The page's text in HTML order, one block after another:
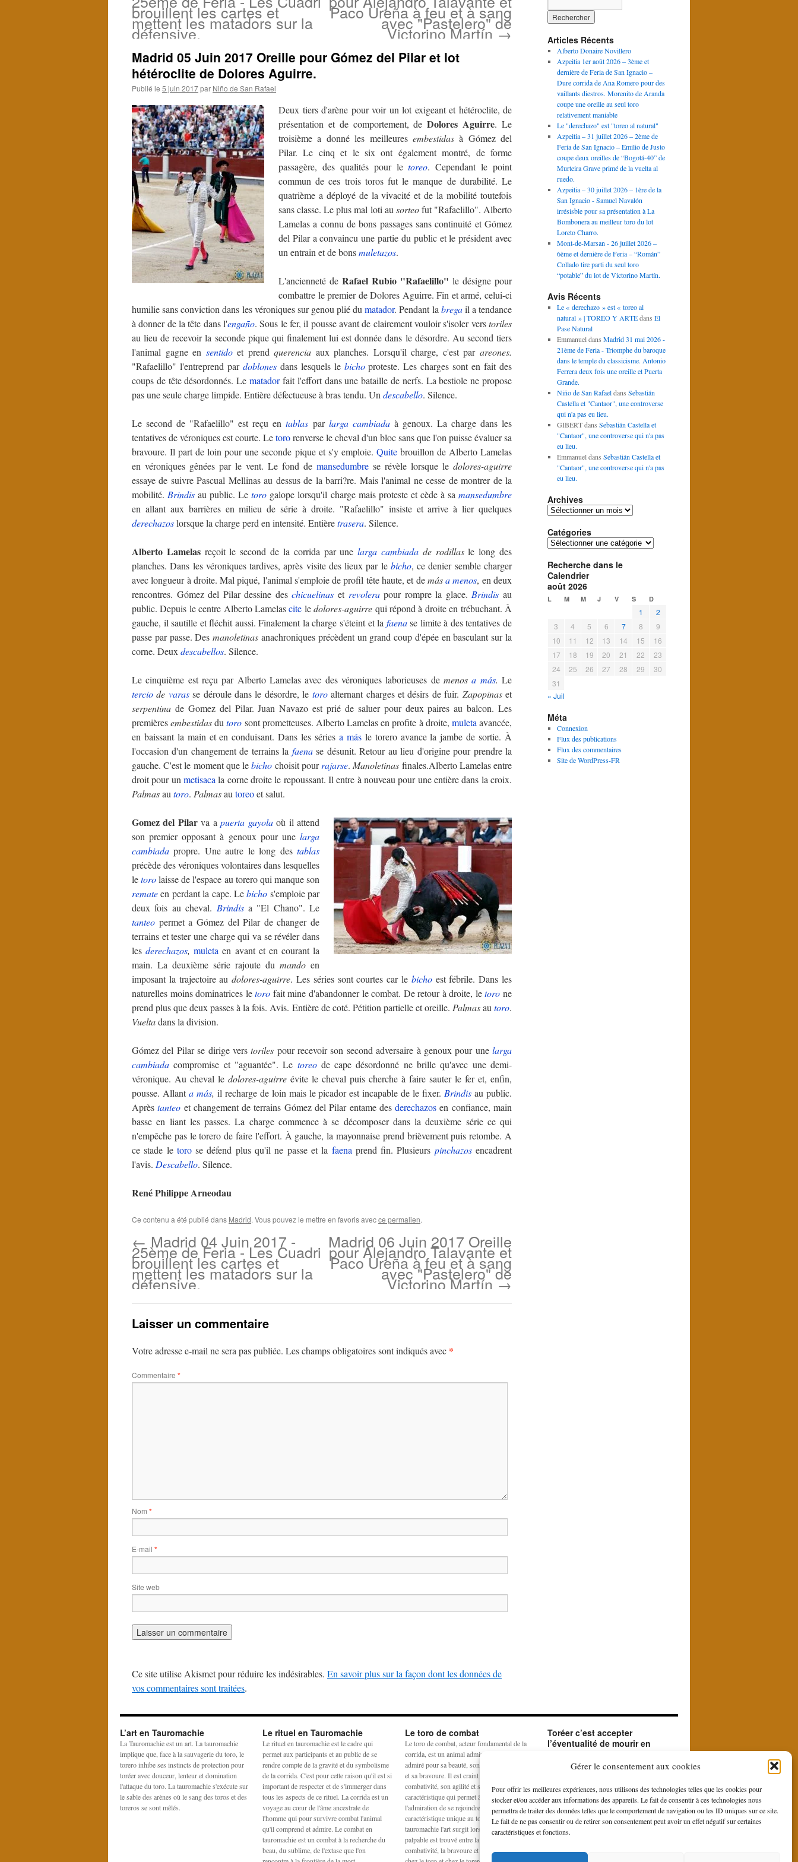
Gérer le consentement aux cookies
Pour offrir les meilleures expériences, nous utilisons des technologies telles que les cookies pour
stocker et/ou accéder aux informations des appareils. Le fait de consentir à ces technologies nous
permettra de traiter des données telles que le comportement de navigation ou les ID uniques sur ce site.
Le fait de ne pas consentir ou de retirer son consentement peut avoir un effet négatif sur certaines
caractéristiques et fonctions.
brouillent les cartes et
mettent les matadors sur la
défensive.
Paco Ureña à feu et à sang
avec "Pastelero" de
Victorino Martín→
Madrid 05 Juin 2017 Oreille pour Gómez del Pilar et lot
hétéroclite de Dolores Aguirre.
Publié le 5 juin 2017par Niño de San Rafael
Deux tiers d'arène pour voir un lot exigeant et hétéroclite, de
présentation et de comportement, deDolores Aguirre. Le
troisième a donné les meilleures embestidasà Gómez del
Pilar. Le cinq et le six ont également montré, de forme
passagère, des qualités pour letoreo. Cependant le point
commun de ces trois toros fut le manque de durabilité. Le
quatrième a déployé de la vivacité et de la mobilité toutefois
sans classe. Le plus mal loti au sorteofut "Rafaelillo". Alberto
Lamelas a connu de bons passages sans continuité et Gómez
del Pilar a convaincu une partie du public et le président avec
un entrain et de bonsmuletazos.
L'ancienneté de Rafael Rubio "Rafaelillo" le désigne pour
combattre le premier de Dolores Aguirre. Fin et armé, celui-ci
humilie sans conviction dans les véroniques sur genou plié dumatador. Pendant la bregail a tendance
à donner de la tête dans l'engaño. Sous le fer, il pousse avant de clairement vouloir s'isoler verstoriles
au lieu de recevoir la seconde pique qui finalement lui est donnée dans le désordre. Au second tiers
l'animal gagne en sentidoet prendquerencia aux planches. Lorsqu'il charge, c'est parareones.
"Rafaelillo" l'entreprend par doblonesdans lesquels le bichoproteste. Les charges sont en fait des
coups de tête désordonnés. Lematadorfait l'effort dans une bataille de nerfs. La bestiole ne propose
pas une seule charge limpide. Entière défectueuse à bras tendu. Un descabello. Silence.
Le second de "Rafaelillo" est reçu entablas par larga cambiadaà genoux. La charge dans les
tentatives de véroniques est courte. Letororenverse le cheval d'un bloc sans que l'on puisse évaluer sa
bravoure. Il part de loin pour une seconde pique et s'y emploie. Quitebrouillon de Alberto Lamelas
en véroniques gênées par le vent. Le fond de mansedumbrese révèle lorsque ledolores-aguirre
essaye de suivre Pascual Mellinas au dessus de la barri?re. Mais l'animal ne cesse de montrer de la
mobilité. Brindis au public. Letoro galope lorsqu'il charge mais proteste et cède à samansedumbre
en allant aux barrières en milieu de série à droite. "Rafaelillo" insiste et arrive à lier quelques
derechazoslorsque la charge perd en intensité. Entièretrasera. Silence.
Alberto Lamelasreçoit le second de la corrida par unelarga cambiadade rodillasle long des
planches. Dans les véroniques tardives, après visite des lieux par le bicho, ce denier semble charger
avec longueur à droite. Mal piqué, l'animal s'emploie de profil tête haute, et demása menos, en deux
rencontres. Gómez del Pilar dessine deschicuelinas et revolerapour rompre la glace. Brindis au
public. Depuis le centre Alberto Lamelascite ledolores-aguirre qui répond à droite en trébuchant. À
gauche, il sautille et fléchit aussi. Finalement la charge s'éteint et la faenase limite à des tentatives de
passe par passe. Desmanoletinas anachroniques précèdent un grand coup d'épée en basculant sur la
corne. Deux descabellos. Silence.
Le cinquième est reçu par Alberto Lamelas avec des véroniques laborieuses de menosa más. Le
tercio de varasse déroule dans le désordre, le toroalternant charges et désirs de fuir. Zapopinaset
serpentina de Gomez del Pilar. Juan Navazo est prié de saluer pour deux paires au balcon. Les
premièresembestidasdutoro sont prometteuses. Alberto Lamelas en profite à droite, muleta avancée,
en baissant la main et en conduisant. Dans les séries a másle torero avance la jambe de sortie. À
l'occasion d'un changement de terrains la faenase désunit. Retour au lieu d'origine pour prendre la
gauche. C'est le moment que lebicho choisit pourrajarse. Manoletinas finales.Alberto Lamelas entre
droit pour un metisaca la corne droite le repoussant. Il entre à nouveau pour une entière dans la croix.
Palmasau toro. Palmasau toreoet salut.
Gomez del Pilarva apuerta gayolaoù il attend
son premier opposant à genoux pour une larga
cambiada propre. Une autre le long des tablas
précède des véroniques volontaires dans lesquelles
letorolaisse de l'espace au torero qui manque son
remateen perdant la cape. Lebicho s'emploie par
deux fois au cheval. Brindisa "El Chano". Le
tanteo permet a Gómez del Pilar de changer de
terrains et tester une charge qui va se révéler dans
lesderechazos, muleta en avant et en courant la
main. La deuxième série rajoute du mando en
imposant la trajectoire audolores-aguirre. Les séries sont courtes car le bichoest fébrile. Dans les
naturelles moins dominatrices letoro fait mine d'abandonner le combat. De retour à droite, letoro ne
prend plus que deux passes à la fois. Avis. Entière de coté. Pétition partielle et oreille. Palmasautoro.
Vueltadans la division.
Gómez del Pilar se dirige verstoriles pour recevoir son second adversaire à genoux pour une larga
cambiada compromise et "aguantée". Le toreode cape désordonné ne brille qu'avec une demi-
véronique. Au cheval le dolores-aguirre évite le cheval puis cherche à faire sauter le fer et, enfin,
pousse. Allanta más, il recharge de loin mais le picador est incapable de le fixer. Brindis au public.
Aprèstanteo et changement de terrains Gómez del Pilar entame desderechazos en confiance, main
basse en liant les passes. La charge commence à se décomposer dans la deuxième série ce qui
n'empêche pas le torero de faire l'effort. À gauche, la mayonnaise prend brièvement puis retombe. A
ce stade le torose défend plus qu'il ne passe et la faena prend fin. Plusieurs pinchazosencadrent
l'avis. Descabello. Silence.
René Philippe Arneodau
Ce contenu a été publié dans Madrid. Vous pouvez le mettre en favoris avecce permalien.
← Madrid 04 Juin 2017 -
25ème de Feria - Les Cuadri
brouillent les cartes et
mettent les matadors sur la
défensive.
Madrid 06 Juin 2017 Oreille
pour Alejandro Talavante et
Paco Ureña à feu et à sang
avec "Pastelero" de
Victorino Martín→
Laisser un commentaire
Votre adresse e-mail ne sera pas publiée. Les champs obligatoires sont indiqués avec *
Commentaire *
Nom *
E-mail *
Site web
Ce site utilise Akismet pour réduire les indésirables. En savoir plus sur la façon dont les données de
vos commentaires sont traitées.
Articles Récents
Alberto Donaire Novillero
Azpeitia 1er août 2026 – 3ème et
dernière de Feria de San Ignacio –
Dure corrida de Ana Romero pour des
vaillants diestros. Morenito de Aranda
coupe une oreille au seul toro
relativement maniable
Le "derechazo" est "toreo al natural"
Azpeitia – 31 juillet 2026 – 2ème de
Feria de San Ignacio – Emilio de Justo
coupe deux oreilles de “Bogotá-40” de
Murteira Grave primé de la vuelta al
ruedo.
Azpeitia – 30 juillet 2026 – 1ère de la
San Ignacio - Samuel Navalón
irrésisble pour sa présentation à La
Bombonera au meilleur toro du lot
Loreto Charro.
Mont-de-Marsan - 26 juillet 2026 –
6ème et dernière de Feria – “Román”
Collado tire parti du seul toro
“potable” du lot de Victorino Martín.
Avis Récents
Le « derechazo » est « toreo al
natural » | TOREO Y ARTEdans El
Pase Natural
Emmanueldans Madrid 31 mai 2026 -
21ème de Feria - Triomphe du baroque
dans le temple du classicisme. Antonio
Ferrera deux fois une oreille et Puerta
Grande.
Niño de San Rafaeldans Sebastián
Castella et "Cantaor", une controverse
qui n'a pas eu lieu.
GIBERTdans Sebastián Castella et
"Cantaor", une controverse qui n'a pas
eu lieu.
Emmanueldans Sebastián Castella et
"Cantaor", une controverse qui n'a pas
eu lieu.
Archives
Archives
Catégories
Catégories
Recherche dans le
Calendrier
août 2026
L M M J V S D
1
2
3
4 5 6 7 8
9
10
11 12 13 14 15
16
17
18 19 20 21 22
23
24
25 26 27 28 29
30
31
« Juil
Méta
Connexion
Flux des publications
Flux des commentaires
Site de WordPress-FR
L’art en Tauromachie
La Tauromachie est un art. La tauromachie
implique que, face à la sauvagerie du toro, le
torero inhibe ses instincts de protection pour
toréer avec douceur, lenteur et domination
l'attaque du toro. La tauromachie s'exécute sur
le sable des arènes où le sang des toros et des
toreros se sont mêlés.
Le rituel en Tauromachie
Le rituel en tauromachie est le cadre qui
permet aux participants et au public de se
rendre compte de la gravité et du symbolisme
de la corrida. C'est pour cette raison qu'il est si
important de respecter et de s'immerger dans
tous les aspects de ce rituel. La corrida est un
voyage au cœur de l'âme ancestrale de
l'homme qui pour survivre combat l'animal
qu'il comprend et admire. Le combat en
tauromachie est un combat à la recherche du
beau, du sublime, de l'extase que l'on
Le toro de combat
Le toro de combat, acteur fondamental de la
corrida, est un animal admiré et craint. Il est
admiré pour sa beauté, son harmonie physique
et sa bravoure. Il est craint pour sa
combativité, son agilité et sa force. La
caractéristique qui permet à la crainte et à
l'admiration de se rejoindre est la noblesse,
caractéristique unique au toro de combat. En
tauromachie l'art surgit lorsqu'un équilibre
palpable est trouvé entre la peur, la force, la
combativité, la bravoure et la noblesse à la fois
Toréer c’est accepter
l’éventualité de mourir en
Le matador accepte en toréant l'éventualité de
beau et du sublime que le contraste entre la
force et la bravoure du toro et la douce
gestuelle du toreo, fait naître du rituel de la
corrida.